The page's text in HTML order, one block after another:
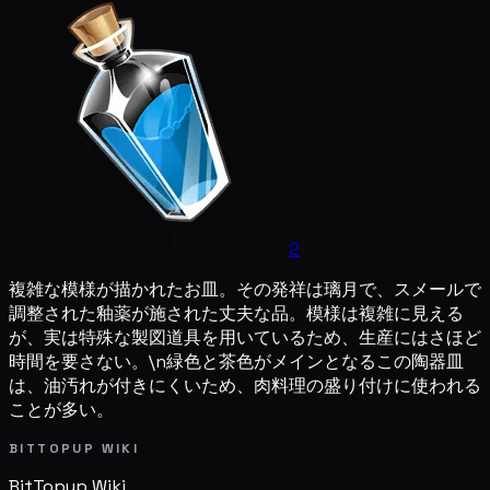
2
複雑な模様が描かれたお皿。その発祥は璃月で、スメールで
調整された釉薬が施された丈夫な品。模様は複雑に見える
が、実は特殊な製図道具を用いているため、生産にはさほど
時間を要さない。\n緑色と茶色がメインとなるこの陶器皿
は、油汚れが付きにくいため、肉料理の盛り付けに使われる
ことが多い。
BITTOPUP WIKI